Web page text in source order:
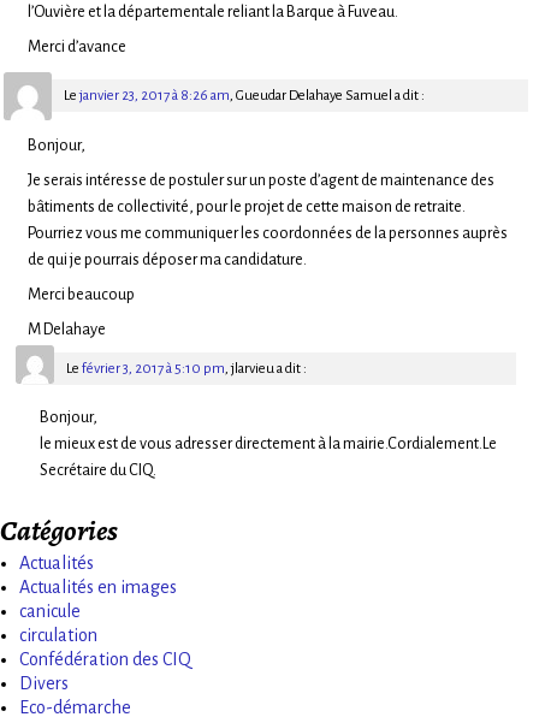
l’Ouvière et la départementale reliant la Barque à Fuveau.
Merci d’avance
Lejanvier 23, 2017 à 8:26 am, Gueudar Delahaye Samuel a dit :
Bonjour,
Je serais intéresse de postuler sur un poste d’agent de maintenance des
bâtiments de collectivité, pour le projet de cette maison de retraite.
Pourriez vous me communiquer les coordonnées de la personnes auprès
de qui je pourrais déposer ma candidature.
Merci beaucoup
M Delahaye
Le février 3, 2017 à 5:10 pm,jlarvieua dit :
Bonjour,
le mieux est de vous adresser directement à la mairie.Cordialement.Le
Secrétaire du CIQ.
Catégories
Actualités
Actualités en images
canicule
circulation
Confédération des CIQ
Divers
Eco-démarche